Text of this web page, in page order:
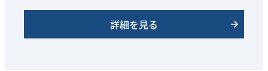
詳細を見る